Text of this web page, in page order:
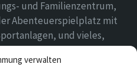
verwalten
und Familienzentrum,
Abenteuerspielplatz mit
und vieles,
findet ihr hier auf